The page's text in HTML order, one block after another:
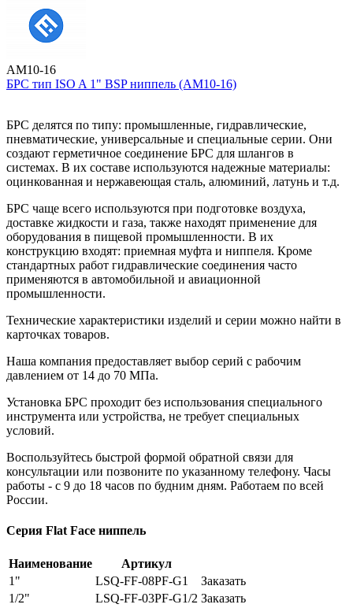
AM10-16
БРС тип ISO A 1" BSP ниппель (AM10-16)
БРС делятся по типу: промышленные, гидравлические,
пневматические, универсальные и специальные серии. Они
создают герметичное соединение БРС для шлангов в
системах. В их составе используются надежные материалы:
оцинкованная и нержавеющая сталь, алюминий, латунь и т.д.
БРС чаще всего используются при подготовке воздуха,
доставке жидкости и газа, также находят применение для
оборудования в пищевой промышленности. В их
конструкцию входят: приемная муфта и ниппеля. Кроме
стандартных работ гидравлические соединения часто
применяются в автомобильной и авиационной
промышленности.
Технические характеристики изделий и серии можно найти в
карточках товаров.
Наша компания предоставляет выбор серий с рабочим
давлением от 14 до 70 МПа.
Установка БРС проходит без использования специального
инструмента или устройства, не требует специальных
условий.
Воспользуйтесь быстрой формой обратной связи для
консультации или позвоните по указанному телефону. Часы
работы - с 9 до 18 часов по будним дням. Работаем по всей
России.
Серия Flat Face ниппель
Наименование
Артикул
1"
LSQ-FF-08PF-G1
Заказать
1/2"
LSQ-FF-03PF-G1/2 Заказать